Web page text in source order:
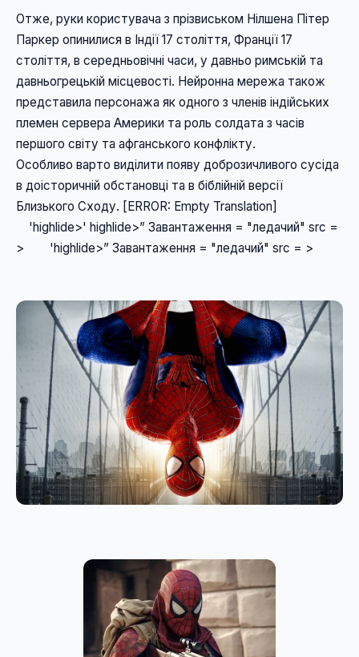
Отже, руки користувача з прізвиськом Нілшена Пітер
Паркер опинилися в Індії 17 століття, Франції 17
століття, в середньовічні часи, у давньо римській та
давньогрецькій місцевості. Нейронна мережа також
представила персонажа як одного з членів індійських
племен сервера Америки та роль солдата з часів
першого світу та афганського конфлікту.
Особливо варто виділити появу доброзичливого сусіда
в доісторичній обстановці та в біблійній версії
Близького Сходу. [ERROR: Empty Translation]
>        'highlide>” Завантаження = "ледачий" src = >